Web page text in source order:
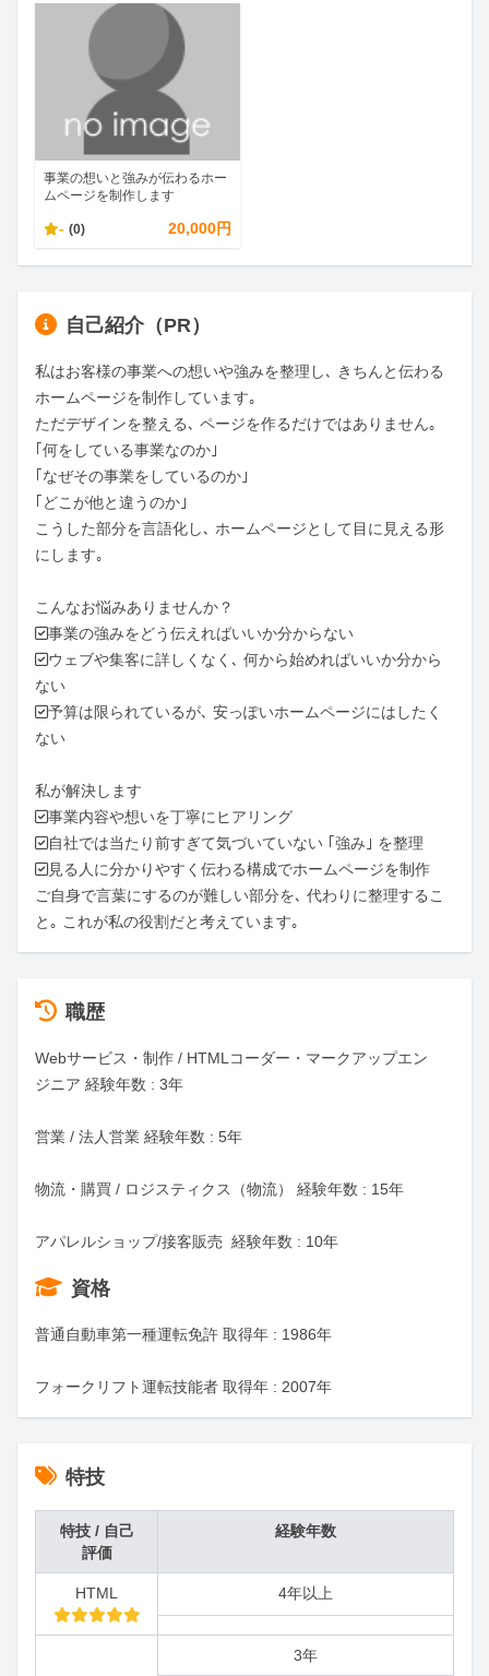
事業の想いと強みが伝わるホー
ムページを制作します
- (0) 20,000円
自己紹介（PR）
私はお客様の事業への想いや強みを整理し､ きちんと伝わる
ホームページを制作しています｡
ただデザインを整える､ ページを作るだけではありません｡
｢何をしている事業なのか｣
｢なぜその事業をしているのか｣
｢どこが他と違うのか｣
こうした部分を言語化し､ ホームページとして目に見える形
にします｡
こんなお悩みありませんか？
✅事業の強みをどう伝えればいいか分からない
✅ウェブや集客に詳しくなく､ 何から始めればいいか分から
ない
✅予算は限られているが､ 安っぽいホームページにはしたく
ない
私が解決します
✅事業内容や想いを丁寧にヒアリング
✅自社では当たり前すぎて気づいていない ｢強み｣ を整理
✅見る人に分かりやすく伝わる構成でホームページを制作
ご自身で言葉にするのが難しい部分を､ 代わりに整理するこ
と｡ これが私の役割だと考えています｡
職歴
Webサービス・制作 / HTMLコーダー・マークアップエン
ジニア 経験年数 : 3年
営業 / 法人営業 経験年数 : 5年
物流・購買 / ロジスティクス（物流） 経験年数 : 15年
アパレルショップ/接客販売  経験年数 : 10年
資格
普通自動車第一種運転免許 取得年 : 1986年
フォークリフト運転技能者 取得年 : 2007年
特技
特技 / 自己
評価
経験年数
HTML 4年以上
3年